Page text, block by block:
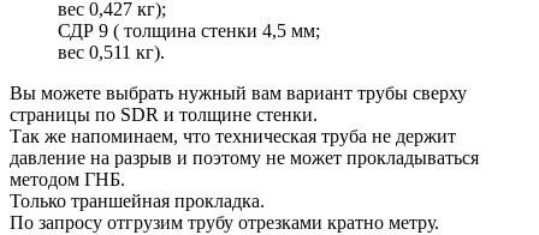
вес 0,427 кг);
СДР 9 ( толщина стенки 4,5 мм;
вес 0,511 кг).
Вы можете выбрать нужный вам вариант трубы сверху
страницы по SDR и толщине стенки.
Так же напоминаем, что техническая труба не держит
давление на разрыв и поэтому не может прокладываться
методом ГНБ.
Только траншейная прокладка.
По запросу отгрузим трубу отрезками кратно метру.